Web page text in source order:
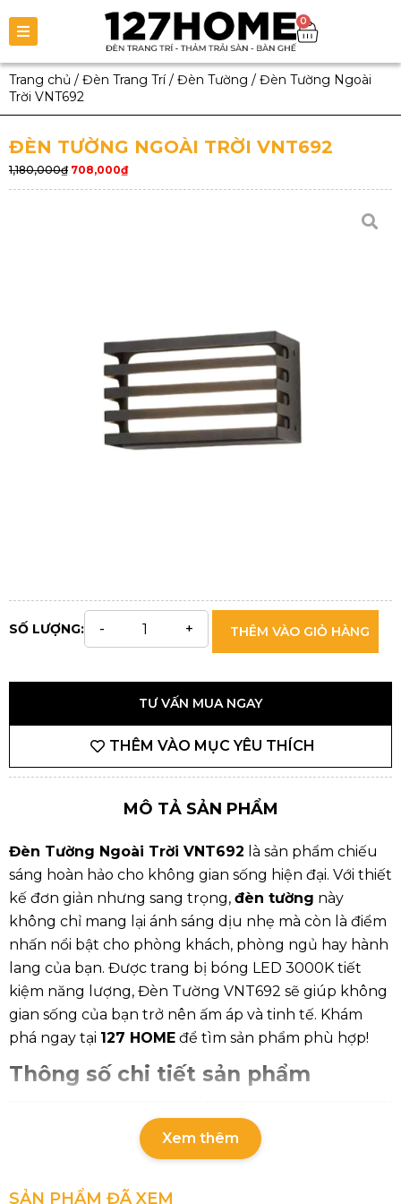
0
Trang chủ / Đèn Trang Trí/ Đèn Tường / Đèn Tường Ngoài
Trời VNT692
ĐÈN TƯỜNG NGOÀI TRỜI VNT692
1,180,000₫ 708,000₫
SỐ LƯỢNG: THÊM VÀO GIỎ HÀNG
TƯ VẤN MUA NGAY
THÊM VÀO MỤC YÊU THÍCH
MÔ TẢ SẢN PHẨM
Đèn Tường Ngoài Trời VNT692 là sản phẩm chiếu
sáng hoàn hảo cho không gian sống hiện đại. Với thiết
kế đơn giản nhưng sang trọng, đèn tường này
không chỉ mang lại ánh sáng dịu nhẹ mà còn là điểm
nhấn nổi bật cho phòng khách, phòng ngủ hay hành
lang của bạn. Được trang bị bóng LED 3000K tiết
kiệm năng lượng, Đèn Tường VNT692 sẽ giúp không
gian sống của bạn trở nên ấm áp và tinh tế. Khám
phá ngay tại 127 HOME để tìm sản phẩm phù hợp!
Thông số chi tiết sản phẩm
VNT692
Xem thêm
SẢN PHẨM ĐÃ XEM